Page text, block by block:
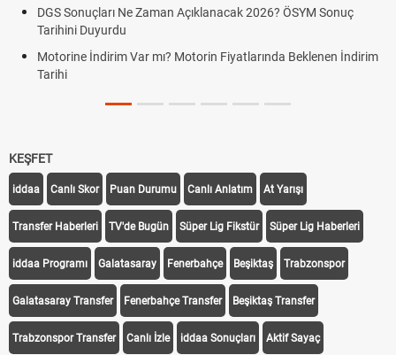
DGS Sonuçları Ne Zaman Açıklanacak 2026? ÖSYM Sonuç
Tarihini Duyurdu
Motorine İndirim Var mı? Motorin Fiyatlarında Beklenen İndirim
Tarihi
KEŞFET
iddaa Canlı Skor Puan Durumu Canlı Anlatım At Yarışı
Transfer Haberleri TV'de Bugün Süper Lig Fikstür Süper Lig Haberleri
iddaa Programı Galatasaray Fenerbahçe Beşiktaş Trabzonspor
Galatasaray Transfer Fenerbahçe Transfer Beşiktaş Transfer
Trabzonspor Transfer Canlı İzle iddaa Sonuçları Aktif Sayaç